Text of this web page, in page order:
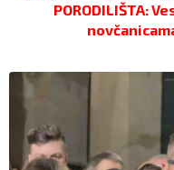
PORODILIŠTA: